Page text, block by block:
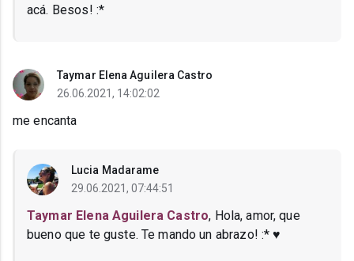
acá. Besos! :*
Taymar Elena Aguilera Castro
26.06.2021, 14:02:02
me encanta
Lucia Madarame
29.06.2021, 07:44:51
Taymar Elena Aguilera Castro, Hola, amor, que
bueno que te guste. Te mando un abrazo! :* ♥